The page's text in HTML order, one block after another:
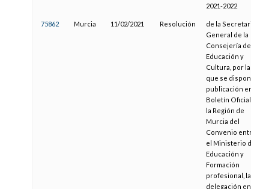
2021-2022
75862 Murcia 11/02/2021 Resolución
de la Secretaria
General de la
Consejería de
Educación y
Cultura, por la
que se dispone la
publicación en el
Boletín Oficial de
la Región de
Murcia del
Convenio entre
el Ministerio de
Educación y
Formación
profesional, la
delegación en